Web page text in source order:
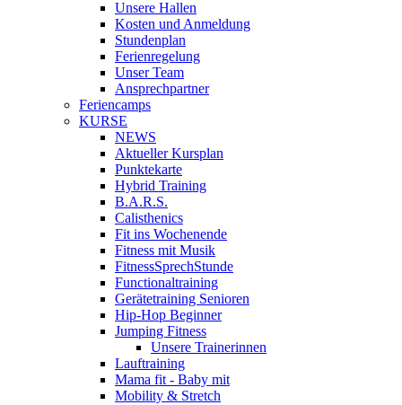
Unsere Hallen
Kosten und Anmeldung
Stundenplan
Ferienregelung
Unser Team
Ansprechpartner
Feriencamps
KURSE
NEWS
Aktueller Kursplan
Punktekarte
Hybrid Training
B.A.R.S.
Calisthenics
Fit ins Wochenende
Fitness mit Musik
FitnessSprechStunde
Functionaltraining
Gerätetraining Senioren
Hip-Hop Beginner
Jumping Fitness
Unsere Trainerinnen
Lauftraining
Mama fit - Baby mit
Mobility & Stretch